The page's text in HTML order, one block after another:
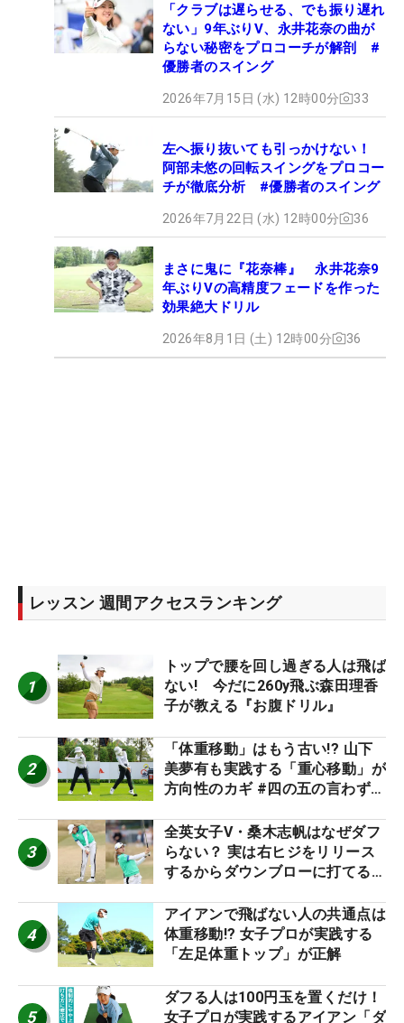
「クラブは遅らせる、でも振り遅れ
ない」9年ぶりV、永井花奈の曲が
らない秘密をプロコーチが解剖 #
優勝者のスイング
2026年7月15日 (水) 12時00分 33
左へ振り抜いても引っかけない！
阿部未悠の回転スイングをプロコー
チが徹底分析 #優勝者のスイング
2026年7月22日 (水) 12時00分 36
まさに鬼に『花奈棒』 永井花奈9
年ぶりVの高精度フェードを作った
効果絶大ドリル
2026年8月1日 (土) 12時00分 36
レッスン 週間アクセスランキング
1
トップで腰を回し過ぎる人は飛ば
ない! 今だに260y飛ぶ森田理香
子が教える『お腹ドリル』
2
「体重移動」はもう古い!? 山下
美夢有も実践する「重心移動」が
方向性のカギ #四の五の言わず振
3
全英女子V・桑木志帆はなぜダフ
らない？ 実は右ヒジをリリース
するからダウンブローに打てる #
4
アイアンで飛ばない人の共通点は
体重移動!? 女子プロが実践する
「左足体重トップ」が正解
5
ダフる人は100円玉を置くだけ！
女子プロが実践するアイアン「ダ